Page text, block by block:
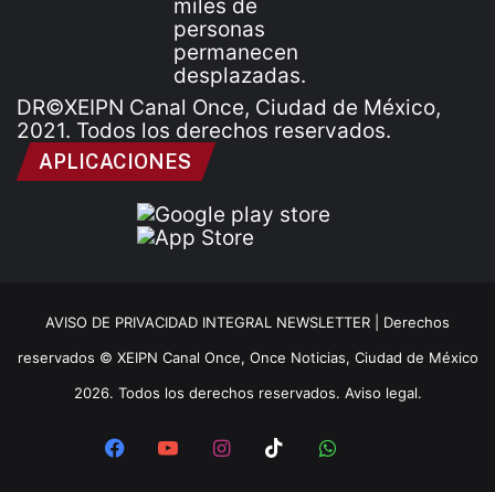
DR©XEIPN Canal Once, Ciudad de México,
2021. Todos los derechos reservados.
APLICACIONES
AVISO DE PRIVACIDAD INTEGRAL NEWSLETTER | Derechos
reservados © XEIPN Canal Once, Once Noticias, Ciudad de México
2026. Todos los derechos reservados. Aviso legal.
FacebookYouTubeInstagram
TikTokWhatsApp